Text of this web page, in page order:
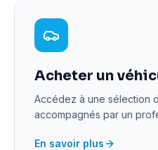
Acheter un
Accédez à une sélection
accompagnés par un
En savoir plus